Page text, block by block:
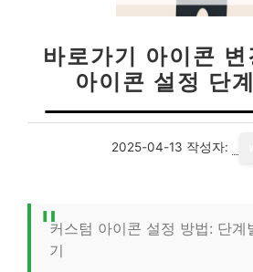
바로가기 아이콘
아이콘 설정 단
2025-04-13 작성자:
커스텀 아이콘 설정 방법: 단계
기